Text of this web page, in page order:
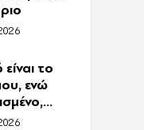
το
ενώ
κανονικά